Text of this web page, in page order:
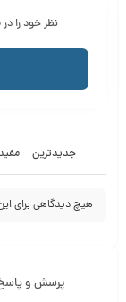
جدیدترین
هیچ دیدگاهی برای
نظر خود را
پرسش و